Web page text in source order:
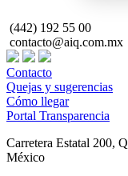
(442) 192 55 00
contacto@aiq.com.mx
Contacto
Quejas y sugerencias
Cómo llegar
Portal Transparencia
Carretera Estatal 200,
México